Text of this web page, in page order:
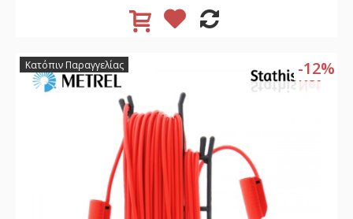
-12%
Κατόπιν Παραγγελίας